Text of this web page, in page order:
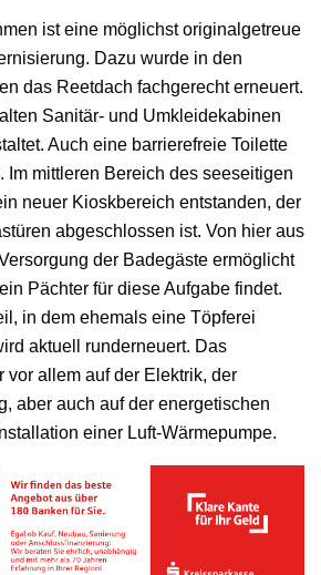
ist eine möglichst originalgetreue
Dazu wurde in den
das Reetdach fachgerecht erneuert.
Sanitär- und Umkleidekabinen
Auch eine barrierefreie Toilette
Im mittleren Bereich des seeseitigen
neuer Kioskbereich entstanden, der
abgeschlossen ist. Von hier aus
der Badegäste ermöglicht
Pächter für diese Aufgabe findet.
in dem ehemals eine Töpferei
aktuell runderneuert. Das
vor allem auf der Elektrik, der
aber auch auf der energetischen
einer Luft-Wärmepumpe.